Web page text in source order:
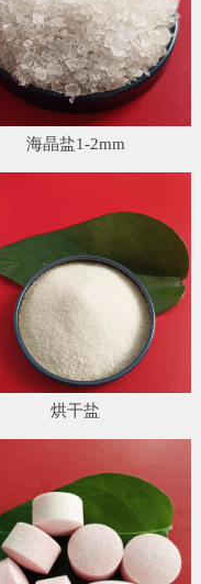
海晶盐1-2mm
烘干盐